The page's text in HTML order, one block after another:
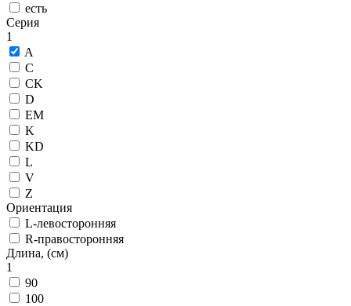
есть
Серия
1
A
C
CK
D
EM
K
KD
L
V
Z
Ориентация
L-левосторонняя
R-правосторонняя
Длина, (см)
1
90
100